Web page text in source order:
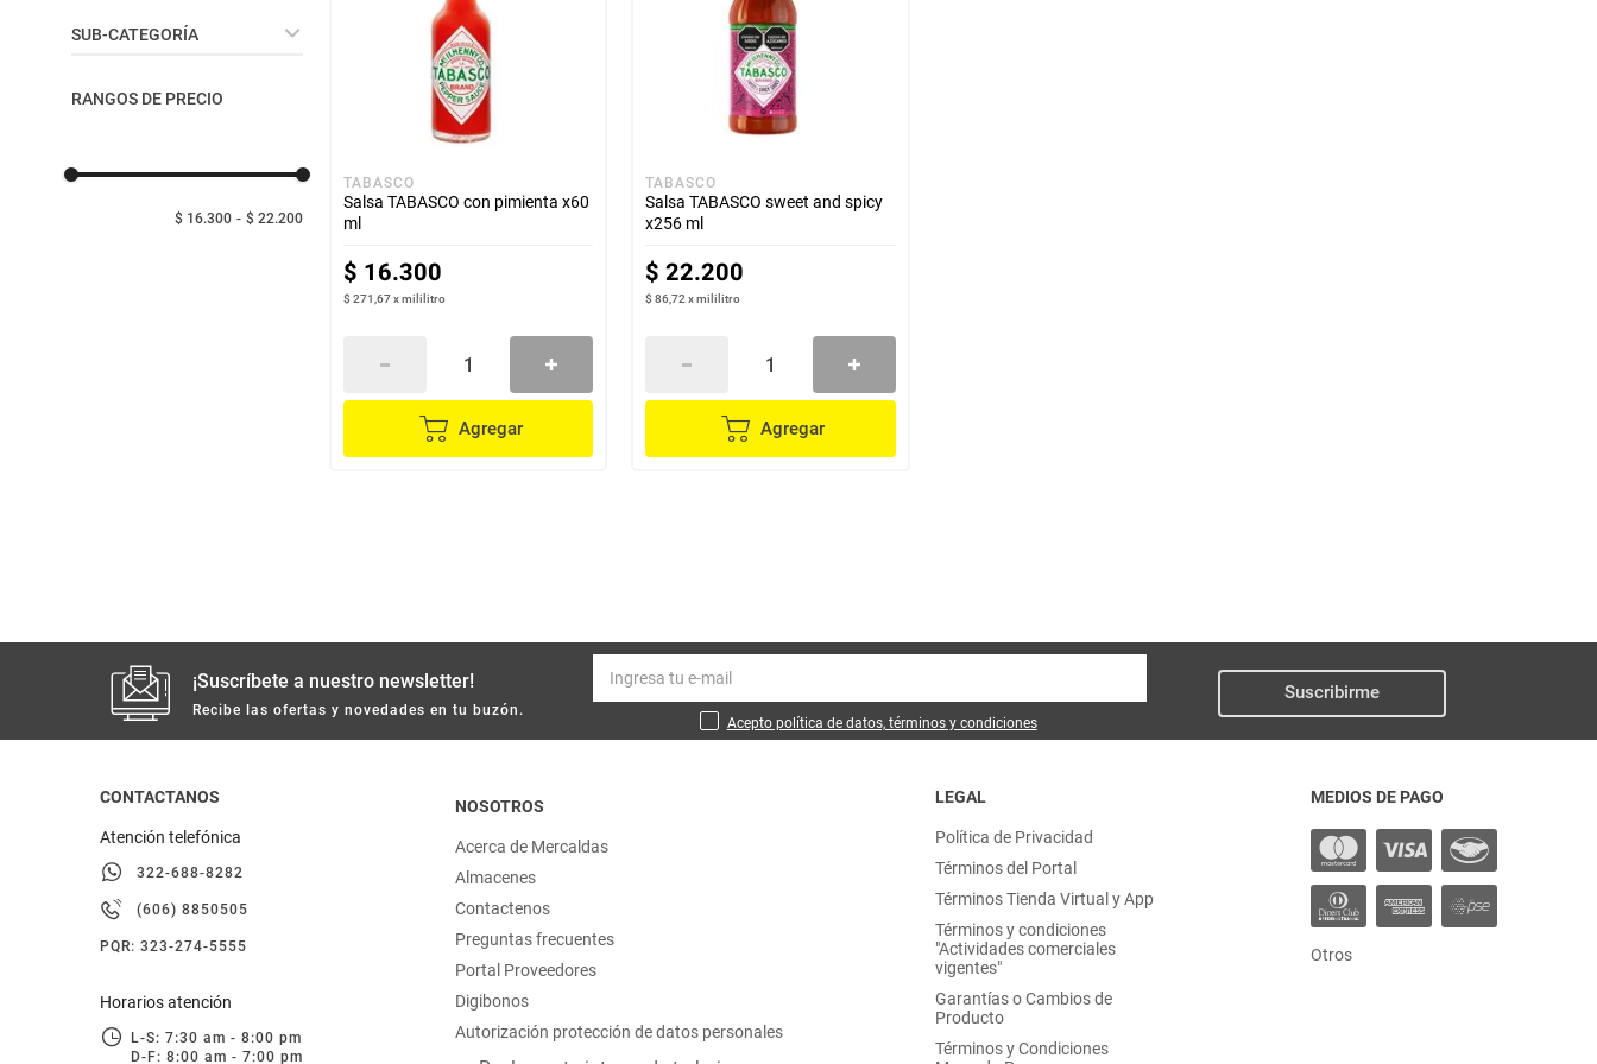
cuidado del bebé
moda
juguetería
Vinagres
SUB-CATEGORÍA
Mesa
RANGOS DE PRECIO
$ 16.300 $ 22.200
TABASCO
Salsa TABASCO con pimienta x60
ml
$ 16.300
$ 271,67xmililitro
Agregar
TABASCO
Salsa TABASCO sweet and spicy
x256 ml
$ 22.200
$ 86,72 xmililitro
Agregar
¡Suscríbete a nuestro newsletter!
Recibe las ofertas y novedades en tu buzón.
Acepto política de datos, términos y condiciones
Suscribirme
CONTACTANOS
Atención telefónica
322-688-8282
(606) 8850505
PQR: 323-274-5555
Horarios atención
L-S: 7:30 am - 8:00 pm
D-F: 8:00 am - 7:00 pm
NOSOTROS
Acerca de Mercaldas
Almacenes
Contactenos
Preguntas frecuentes
Portal Proveedores
Digibonos
Autorización protección de datos personales
LEGAL
Política de Privacidad
Términos del Portal
Términos Tienda Virtual y App
Términos y condiciones
"Actividades comerciales
vigentes"
Garantías o Cambios de
Producto
Términos y Condiciones
MEDIOS DE PAGO
Otros
Aceite